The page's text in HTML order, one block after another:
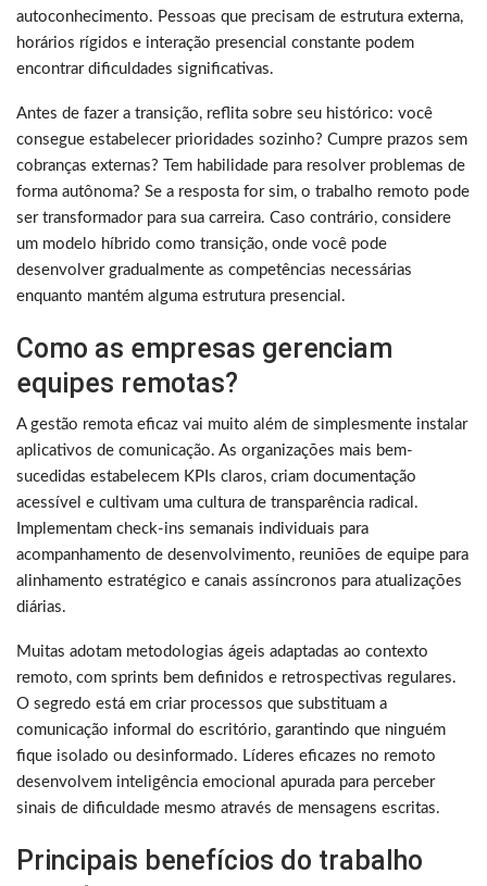
autoconhecimento. Pessoas que precisam de estrutura externa,
horários rígidos e interação presencial constante podem
encontrar dificuldades significativas.
Antes de fazer a transição, reflita sobre seu histórico: você
consegue estabelecer prioridades sozinho? Cumpre prazos sem
cobranças externas? Tem habilidade para resolver problemas de
forma autônoma? Se a resposta for sim, o trabalho remoto pode
ser transformador para sua carreira. Caso contrário, considere
um modelo híbrido como transição, onde você pode
desenvolver gradualmente as competências necessárias
enquanto mantém alguma estrutura presencial.
Como as empresas gerenciam
equipes remotas?
A gestão remota eficaz vai muito além de simplesmente instalar
aplicativos de comunicação. As organizações mais bem-
sucedidas estabelecem KPIs claros, criam documentação
acessível e cultivam uma cultura de transparência radical.
Implementam check-ins semanais individuais para
acompanhamento de desenvolvimento, reuniões de equipe para
alinhamento estratégico e canais assíncronos para atualizações
diárias.
Muitas adotam metodologias ágeis adaptadas ao contexto
remoto, com sprints bem definidos e retrospectivas regulares.
O segredo está em criar processos que substituam a
comunicação informal do escritório, garantindo que ninguém
fique isolado ou desinformado. Líderes eficazes no remoto
desenvolvem inteligência emocional apurada para perceber
sinais de dificuldade mesmo através de mensagens escritas.
Principais benefícios do trabalho